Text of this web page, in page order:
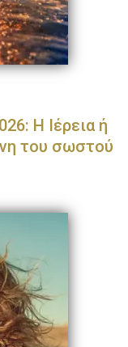
Η Ιέρεια ή
του σωστού